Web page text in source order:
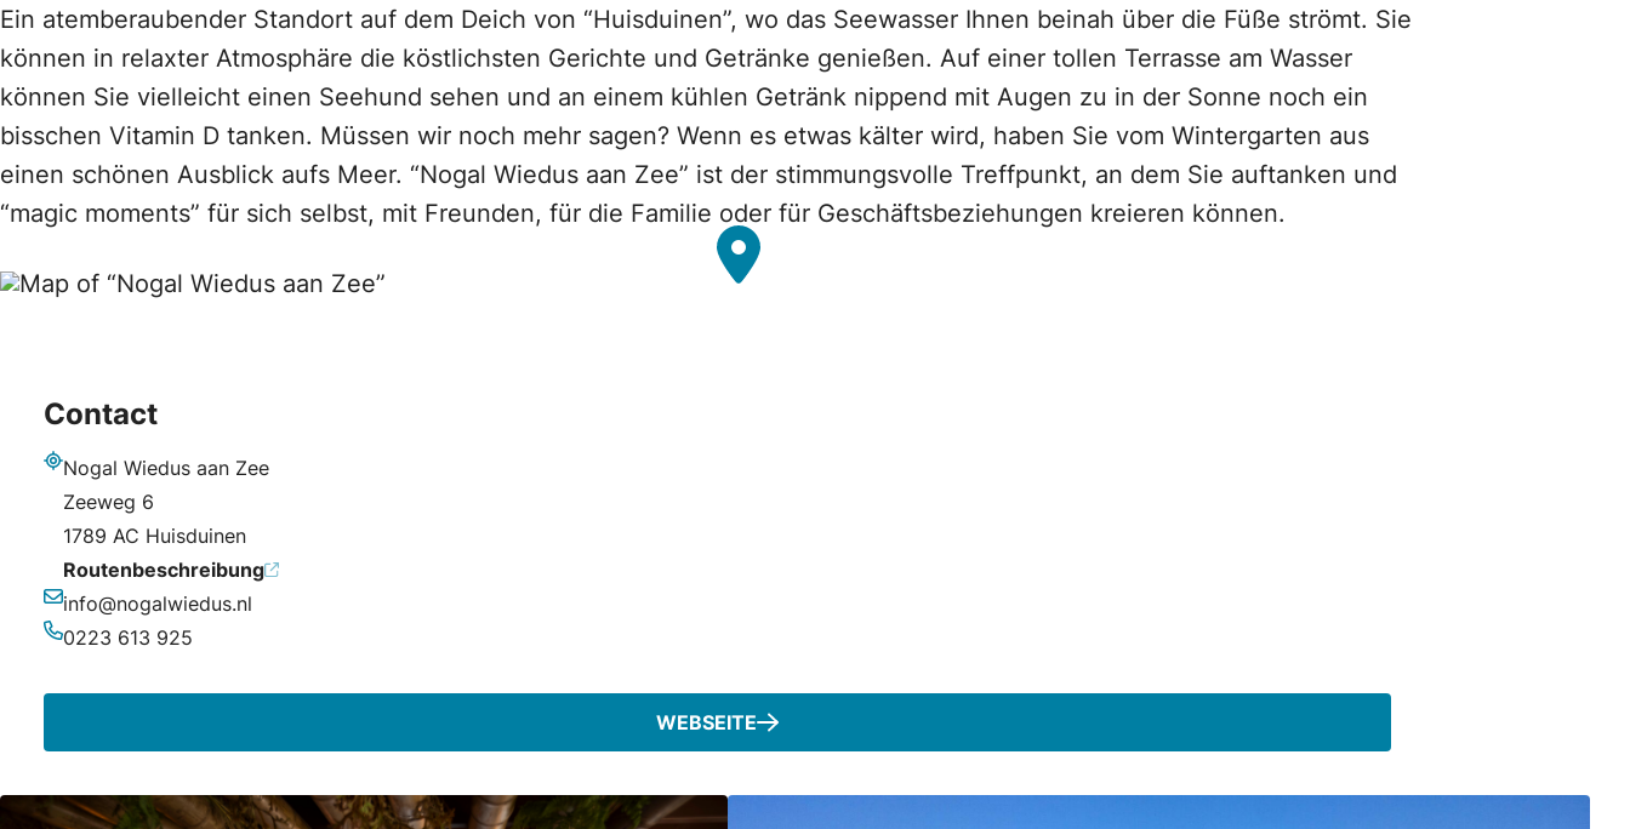
Ein atemberaubender Standort auf dem Deich von “Huisduinen”, wo das Seewasser Ihnen beinah über die Füße strömt. Sie
können in relaxter Atmosphäre die köstlichsten Gerichte und Getränke genießen. Auf einer tollen Terrasse am Wasser
können Sie vielleicht einen Seehund sehen und an einem kühlen Getränk nippend mit Augen zu in der Sonne noch ein
bisschen Vitamin D tanken. Müssen wir noch mehr sagen? Wenn es etwas kälter wird, haben Sie vom Wintergarten aus
einen schönen Ausblick aufs Meer. “Nogal Wiedus aan Zee” ist der stimmungsvolle Treffpunkt, an dem Sie auftanken und
“magic moments” für sich selbst, mit Freunden, für die Familie oder für Geschäftsbeziehungen kreieren können.
Contact
Adresse
Nogal Wiedus aan Zee
Zeeweg 6
1789 AC Huisduinen
Routenbeschreibung
E-Mail-Adresse
info@nogalwiedus.nl
0223 613 925
WEBSEITE